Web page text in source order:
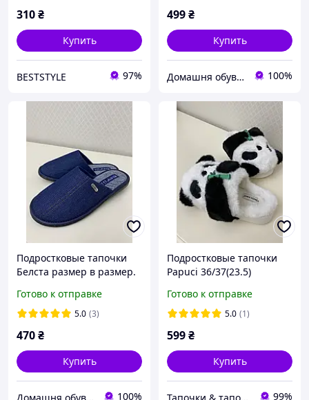
310₴
Купить
BESTSTYLE 97%
499₴
Купить
Домашня обув Харків 100%
Подростковые тапочки
Белста размер в размер.
Готово к отправке
5.0 (3)
470₴
Купить
Домашня обув Харків 100%
Подростковые тапочки
Papuci 36/37(23.5)
Готово к отправке
5.0 (1)
599₴
Купить
Тапочки & тапочки 99%